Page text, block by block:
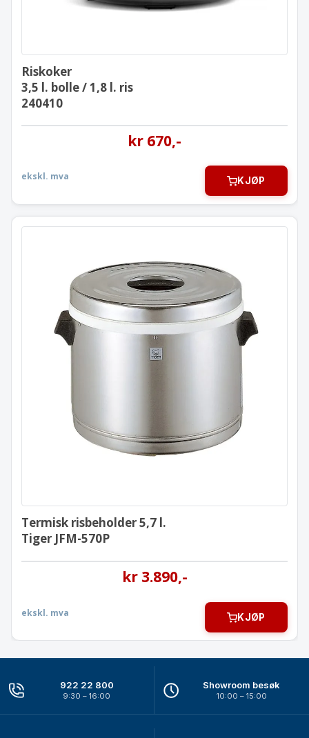
Riskoker
3,5 l. bolle / 1,8 l. ris
240410
kr 670,-
ekskl. mva KJØP
Termisk risbeholder 5,7 l.
Termisk risbeholder 5,7 l.
Tiger JFM-570P
kr3.890,-
ekskl. mva KJØP
922 22 800
9:30 – 16:00
Showroom besøk
10:00 – 15:00